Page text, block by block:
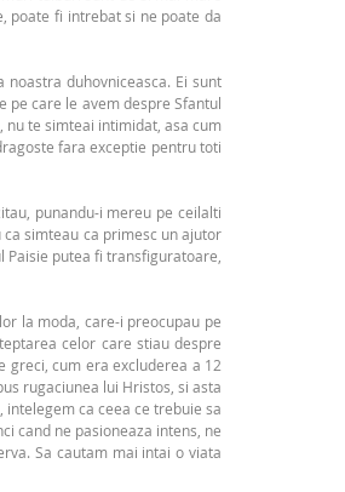
poate fi intrebat si ne poate da
duhovniceasca. Ei sunt
pe care le avem despre Sfantul
nu te simteai intimidat, asa cum
fara exceptie pentru toti
punandu-i mereu pe ceilalti
simteau ca primesc un ajutor
putea fi transfiguratoare,
la moda, care-i preocupau pe
celor care stiau despre
greci, cum era excluderea a 12
rugaciunea lui Hristos, si asta
ca ceea ce trebuie sa
cand ne pasioneaza intens, ne
Sa cautam mai intai o viata